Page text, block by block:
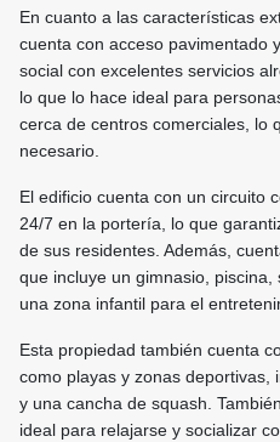
En cuanto a las características
cuenta con acceso pavimentado
social con excelentes servicios
lo que lo hace ideal para
cerca de centros comerciales, lo
necesario.
El edificio cuenta con un circuito
24/7 en la portería, lo que
de sus residentes. Además,
que incluye un gimnasio,
una zona infantil para el
Esta propiedad también cuenta
como playas y zonas deportivas,
y una cancha de squash.
ideal para relajarse y socializar